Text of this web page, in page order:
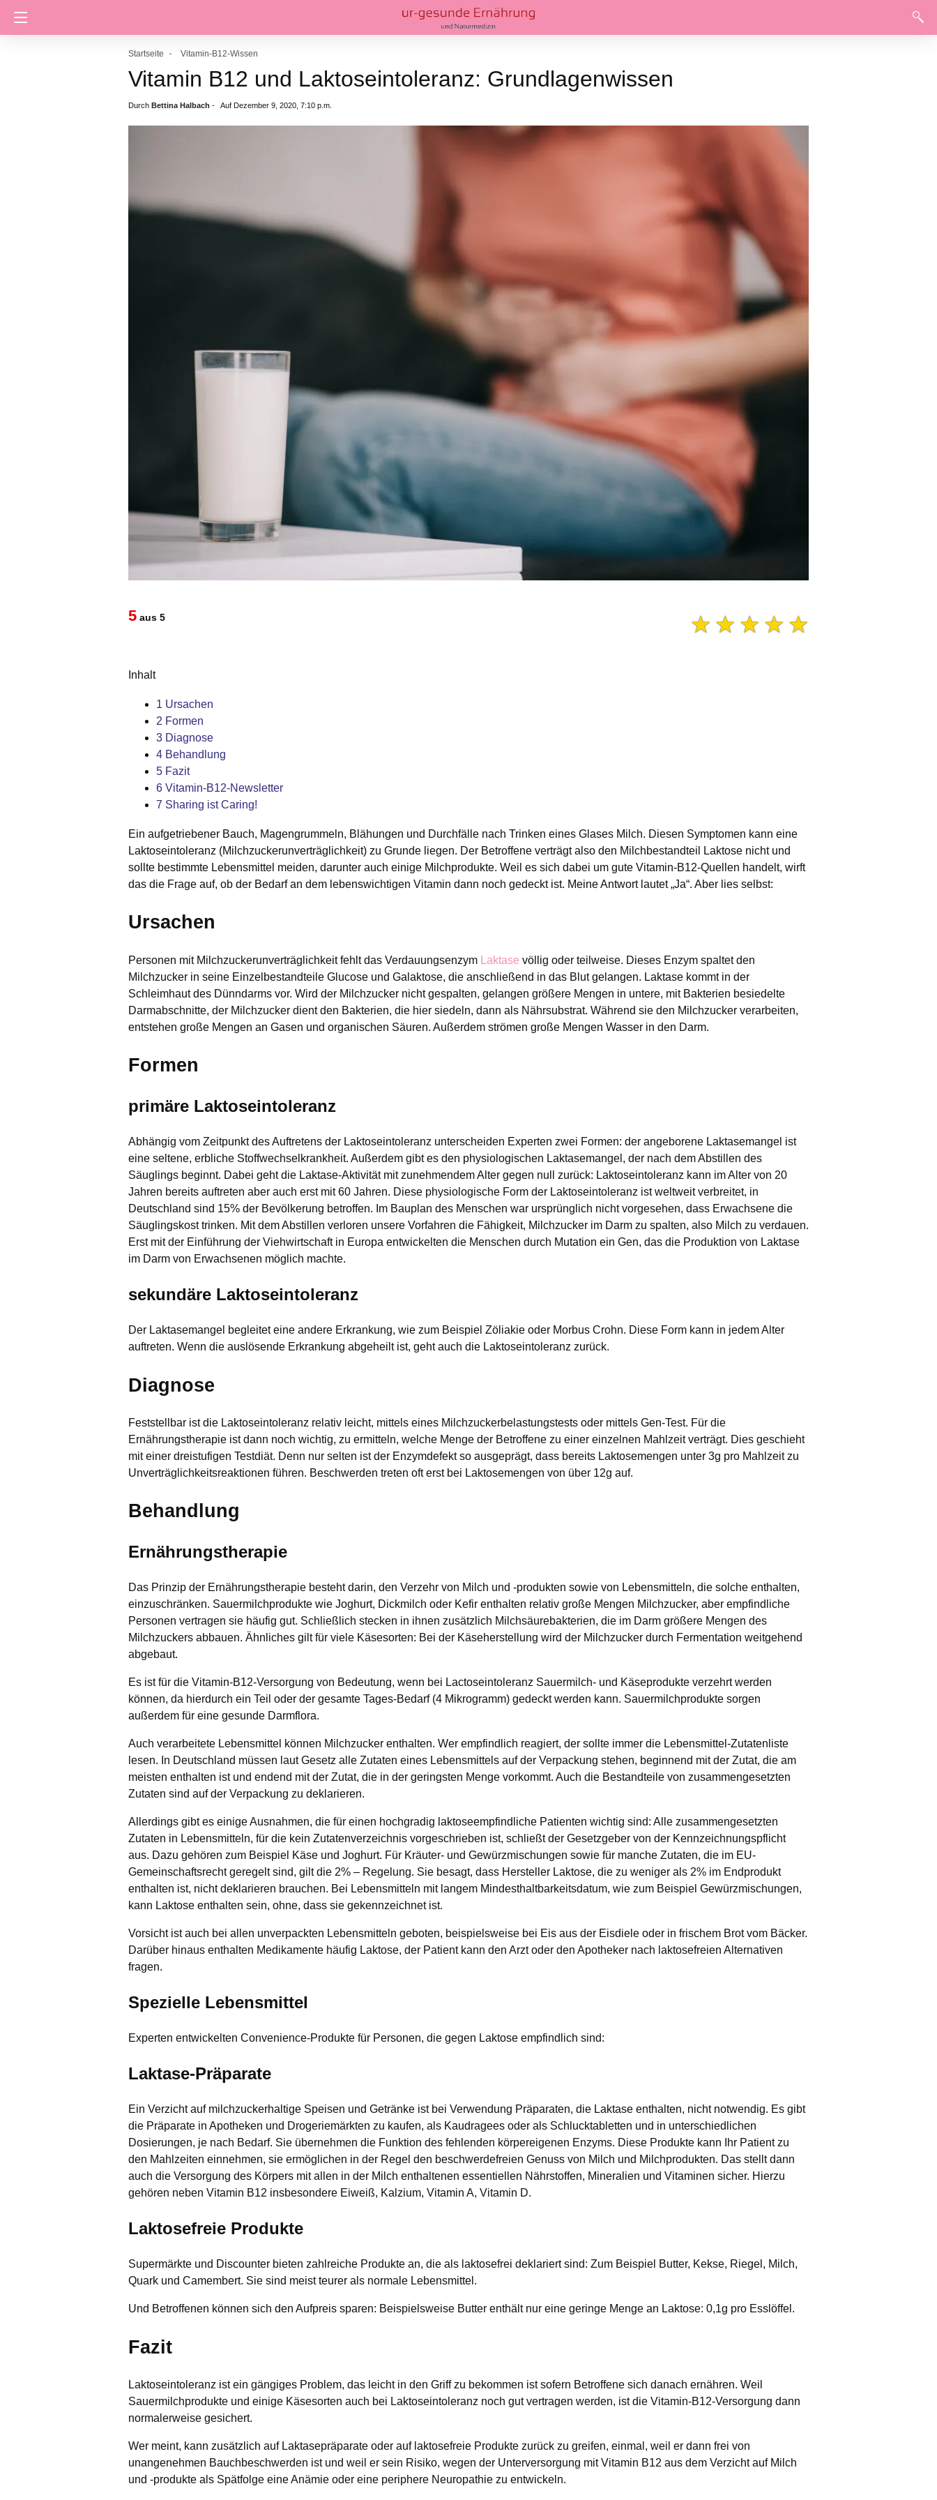
Startseite Vitamin-B12-Wissen
Vitamin B12 und Laktoseintoleranz: Grundlagenwissen
Durch Bettina Halbach - Auf Dezember 9, 2020, 7:10 p.m.
☆ ☆ ☆ ☆ ☆
5 aus 5
Inhalt
1 Ursachen
2 Formen
3 Diagnose
4 Behandlung
5 Fazit
6 Vitamin-B12-Newsletter
7 Sharing ist Caring!
Ein aufgetriebener Bauch, Magengrummeln, Blähungen und Durchfälle nach Trinken eines Glases Milch. Diesen Symptomen kann eine
Laktoseintoleranz (Milchzuckerunverträglichkeit) zu Grunde liegen. Der Betroffene verträgt also den Milchbestandteil Laktose nicht und
sollte bestimmte Lebensmittel meiden, darunter auch einige Milchprodukte. Weil es sich dabei um gute Vitamin-B12-Quellen handelt, wirft
das die Frage auf, ob der Bedarf an dem lebenswichtigen Vitamin dann noch gedeckt ist. Meine Antwort lautet „Ja“. Aber lies selbst:
Ursachen
Personen mit Milchzuckerunverträglichkeit fehlt das Verdauungsenzym Laktase völlig oder teilweise. Dieses Enzym spaltet den
Milchzucker in seine Einzelbestandteile Glucose und Galaktose, die anschließend in das Blut gelangen. Laktase kommt in der
Schleimhaut des Dünndarms vor. Wird der Milchzucker nicht gespalten, gelangen größere Mengen in untere, mit Bakterien besiedelte
Darmabschnitte, der Milchzucker dient den Bakterien, die hier siedeln, dann als Nährsubstrat. Während sie den Milchzucker verarbeiten,
entstehen große Mengen an Gasen und organischen Säuren. Außerdem strömen große Mengen Wasser in den Darm.
Formen
primäre Laktoseintoleranz
Abhängig vom Zeitpunkt des Auftretens der Laktoseintoleranz unterscheiden Experten zwei Formen: der angeborene Laktasemangel ist
eine seltene, erbliche Stoffwechselkrankheit. Außerdem gibt es den physiologischen Laktasemangel, der nach dem Abstillen des
Säuglings beginnt. Dabei geht die Laktase-Aktivität mit zunehmendem Alter gegen null zurück: Laktoseintoleranz kann im Alter von 20
Jahren bereits auftreten aber auch erst mit 60 Jahren. Diese physiologische Form der Laktoseintoleranz ist weltweit verbreitet, in
Deutschland sind 15% der Bevölkerung betroffen. Im Bauplan des Menschen war ursprünglich nicht vorgesehen, dass Erwachsene die
Säuglingskost trinken. Mit dem Abstillen verloren unsere Vorfahren die Fähigkeit, Milchzucker im Darm zu spalten, also Milch zu verdauen.
Erst mit der Einführung der Viehwirtschaft in Europa entwickelten die Menschen durch Mutation ein Gen, das die Produktion von Laktase
im Darm von Erwachsenen möglich machte.
sekundäre Laktoseintoleranz
Der Laktasemangel begleitet eine andere Erkrankung, wie zum Beispiel Zöliakie oder Morbus Crohn. Diese Form kann in jedem Alter
auftreten. Wenn die auslösende Erkrankung abgeheilt ist, geht auch die Laktoseintoleranz zurück.
Diagnose
Feststellbar ist die Laktoseintoleranz relativ leicht, mittels eines Milchzuckerbelastungstests oder mittels Gen-Test. Für die
Ernährungstherapie ist dann noch wichtig, zu ermitteln, welche Menge der Betroffene zu einer einzelnen Mahlzeit verträgt. Dies geschieht
mit einer dreistufigen Testdiät. Denn nur selten ist der Enzymdefekt so ausgeprägt, dass bereits Laktosemengen unter 3g pro Mahlzeit zu
Unverträglichkeitsreaktionen führen. Beschwerden treten oft erst bei Laktosemengen von über 12g auf.
Behandlung
Ernährungstherapie
Das Prinzip der Ernährungstherapie besteht darin, den Verzehr von Milch und -produkten sowie von Lebensmitteln, die solche enthalten,
einzuschränken. Sauermilchprodukte wie Joghurt, Dickmilch oder Kefir enthalten relativ große Mengen Milchzucker, aber empfindliche
Personen vertragen sie häufig gut. Schließlich stecken in ihnen zusätzlich Milchsäurebakterien, die im Darm größere Mengen des
Milchzuckers abbauen. Ähnliches gilt für viele Käsesorten: Bei der Käseherstellung wird der Milchzucker durch Fermentation weitgehend
abgebaut.
Es ist für die Vitamin-B12-Versorgung von Bedeutung, wenn bei Lactoseintoleranz Sauermilch- und Käseprodukte verzehrt werden
können, da hierdurch ein Teil oder der gesamte Tages-Bedarf (4 Mikrogramm) gedeckt werden kann. Sauermilchprodukte sorgen
außerdem für eine gesunde Darmflora.
Auch verarbeitete Lebensmittel können Milchzucker enthalten. Wer empfindlich reagiert, der sollte immer die Lebensmittel-Zutatenliste
lesen. In Deutschland müssen laut Gesetz alle Zutaten eines Lebensmittels auf der Verpackung stehen, beginnend mit der Zutat, die am
meisten enthalten ist und endend mit der Zutat, die in der geringsten Menge vorkommt. Auch die Bestandteile von zusammengesetzten
Zutaten sind auf der Verpackung zu deklarieren.
Allerdings gibt es einige Ausnahmen, die für einen hochgradig laktoseempfindliche Patienten wichtig sind: Alle zusammengesetzten
Zutaten in Lebensmitteln, für die kein Zutatenverzeichnis vorgeschrieben ist, schließt der Gesetzgeber von der Kennzeichnungspflicht
aus. Dazu gehören zum Beispiel Käse und Joghurt. Für Kräuter- und Gewürzmischungen sowie für manche Zutaten, die im EU-
Gemeinschaftsrecht geregelt sind, gilt die 2% – Regelung. Sie besagt, dass Hersteller Laktose, die zu weniger als 2% im Endprodukt
enthalten ist, nicht deklarieren brauchen. Bei Lebensmitteln mit langem Mindesthaltbarkeitsdatum, wie zum Beispiel Gewürzmischungen,
kann Laktose enthalten sein, ohne, dass sie gekennzeichnet ist.
Vorsicht ist auch bei allen unverpackten Lebensmitteln geboten, beispielsweise bei Eis aus der Eisdiele oder in frischem Brot vom Bäcker.
Darüber hinaus enthalten Medikamente häufig Laktose, der Patient kann den Arzt oder den Apotheker nach laktosefreien Alternativen
fragen.
Spezielle Lebensmittel
Experten entwickelten Convenience-Produkte für Personen, die gegen Laktose empfindlich sind:
Laktase-Präparate
Ein Verzicht auf milchzuckerhaltige Speisen und Getränke ist bei Verwendung Präparaten, die Laktase enthalten, nicht notwendig. Es gibt
die Präparate in Apotheken und Drogeriemärkten zu kaufen, als Kaudragees oder als Schlucktabletten und in unterschiedlichen
Dosierungen, je nach Bedarf. Sie übernehmen die Funktion des fehlenden körpereigenen Enzyms. Diese Produkte kann Ihr Patient zu
den Mahlzeiten einnehmen, sie ermöglichen in der Regel den beschwerdefreien Genuss von Milch und Milchprodukten. Das stellt dann
auch die Versorgung des Körpers mit allen in der Milch enthaltenen essentiellen Nährstoffen, Mineralien und Vitaminen sicher. Hierzu
gehören neben Vitamin B12 insbesondere Eiweiß, Kalzium, Vitamin A, Vitamin D.
Laktosefreie Produkte
Supermärkte und Discounter bieten zahlreiche Produkte an, die als laktosefrei deklariert sind: Zum Beispiel Butter, Kekse, Riegel, Milch,
Quark und Camembert. Sie sind meist teurer als normale Lebensmittel.
Und Betroffenen können sich den Aufpreis sparen: Beispielsweise Butter enthält nur eine geringe Menge an Laktose: 0,1g pro Esslöffel.
Fazit
Laktoseintoleranz ist ein gängiges Problem, das leicht in den Griff zu bekommen ist sofern Betroffene sich danach ernähren. Weil
Sauermilchprodukte und einige Käsesorten auch bei Laktoseintoleranz noch gut vertragen werden, ist die Vitamin-B12-Versorgung dann
normalerweise gesichert.
Wer meint, kann zusätzlich auf Laktasepräparate oder auf laktosefreie Produkte zurück zu greifen, einmal, weil er dann frei von
unangenehmen Bauchbeschwerden ist und weil er sein Risiko, wegen der Unterversorgung mit Vitamin B12 aus dem Verzicht auf Milch
und -produkte als Spätfolge eine Anämie oder eine periphere Neuropathie zu entwickeln.